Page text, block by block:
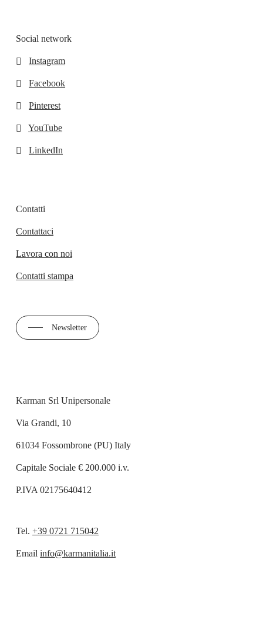
Social network
Instagram
Facebook
Pinterest
YouTube
LinkedIn
Contatti
Contattaci
Lavora con noi
Contatti stampa
Newsletter
Karman Srl Unipersonale
Via Grandi, 10
61034 Fossombrone (PU) Italy
Capitale Sociale € 200.000 i.v.
P.IVA 02175640412
Tel.+39 0721 715042
Emailinfo@karmanitalia.it